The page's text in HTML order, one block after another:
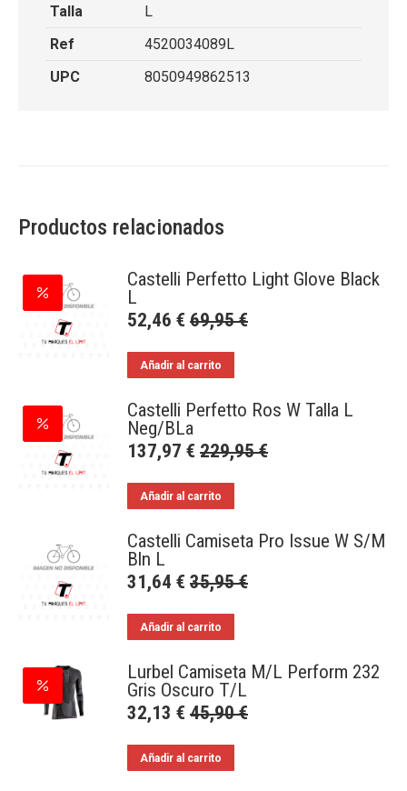
Talla
L
Ref
4520034089L
UPC
8050949862513
Productos relacionados
Castelli Perfetto Light Glove Black
L
52,46 € 69,95€
Añadir al carrito
Castelli Perfetto Ros W Talla L
Neg/BLa
137,97 € 229,95€
Añadir al carrito
Castelli Camiseta Pro Issue W S/M
Bln L
31,64 € 35,95€
Añadir al carrito
Lurbel Camiseta M/L Perform 232
Gris Oscuro T/L
32,13 € 45,90€
Añadir al carrito